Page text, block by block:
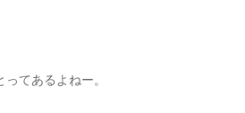
てあるよねー。